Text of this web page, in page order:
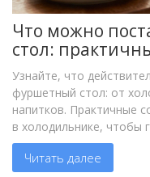
Что можно
стол:
Узнайте, что
фуршетный стол: от
напитков. Практичные
в холодильнике, чтобы
Читать далее